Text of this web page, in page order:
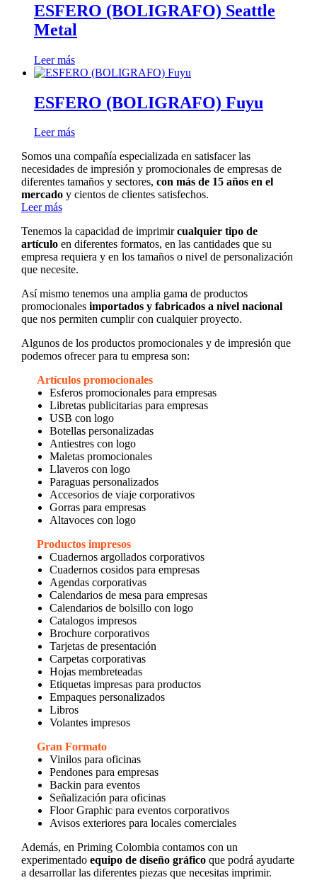
ESFERO (BOLIGRAFO) Seattle
Metal
Leer más
ESFERO (BOLIGRAFO) Fuyu
Leer más
Somos una compañía especializada en satisfacer las
necesidades de impresión y promocionales de empresas de
diferentes tamaños y sectores, con más de 15 años en el
mercadoy cientos de clientes satisfechos.
Leer más
Tenemos la capacidad de imprimircualquier tipo de
artículoen diferentes formatos, en las cantidades que su
empresa requiera y en los tamaños o nivel de personalización
que necesite.
Así mismo tenemos una amplia gama de productos
promocionales importados y fabricados a nivel nacional
que nos permiten cumplir con cualquier proyecto.
Algunos de los productos promocionales y de impresión que
podemos ofrecer para tu empresa son:
Artículos promocionales
Esferos promocionales para empresas
Libretas publicitarias para empresas
USB con logo
Botellas personalizadas
Antiestres con logo
Maletas promocionales
Llaveros con logo
Paraguas personalizados
Accesorios de viaje corporativos
Gorras para empresas
Altavoces con logo
Productos impresos
Cuadernos argollados corporativos
Cuadernos cosidos para empresas
Agendas corporativas
Calendarios de mesa para empresas
Calendarios de bolsillo con logo
Catalogos impresos
Brochure corporativos
Tarjetas de presentación
Carpetas corporativas
Hojas membreteadas
Etiquetas impresas para productos
Empaques personalizados
Libros
Volantes impresos
Gran Formato
Vinilos para oficinas
Pendones para empresas
Backin para eventos
Señalización para oficinas
Floor Graphic para eventos corporativos
Avisos exteriores para locales comerciales
Además, en Priming Colombia contamos con un
experimentado equipo de diseño gráficoque podrá ayudarte
a desarrollar las diferentes piezas que necesitas imprimir.